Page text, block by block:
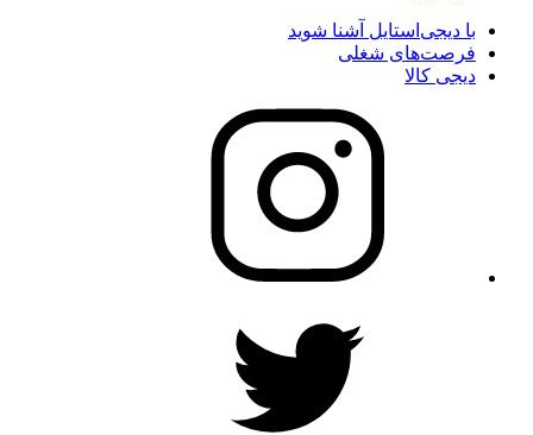
با دیجی‌استایل آشنا شوید
فرصت‌های شغلی
دیجی کالا